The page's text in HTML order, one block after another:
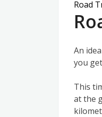
Road
An
you
This
at the